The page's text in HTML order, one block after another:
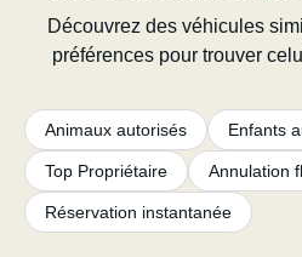
Découvrez des véhicules
préférences pour trouver
Animaux autorisés Enfants
Top Propriétaire Annulation
Réservation instantanée